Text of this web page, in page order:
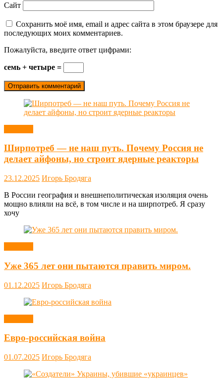
Сайт
Сохранить моё имя, email и адрес сайта в этом браузере для
последующих моих комментариев.
Пожалуйста, введите ответ цифрами:
семь + четыре =
Ширпотреб — не наш путь. Почему Россия не
делает айфоны, но строит ядерные реакторы
23.12.2025 Игорь Бродяга
В России география и внешнеполитическая изоляция очень
мощно влияли на всё, в том числе и на ширпотреб. Я сразу
хочу
Уже 365 лет они пытаются править миром.
01.12.2025 Игорь Бродяга
Евро-российская война
01.07.2025 Игорь Бродяга